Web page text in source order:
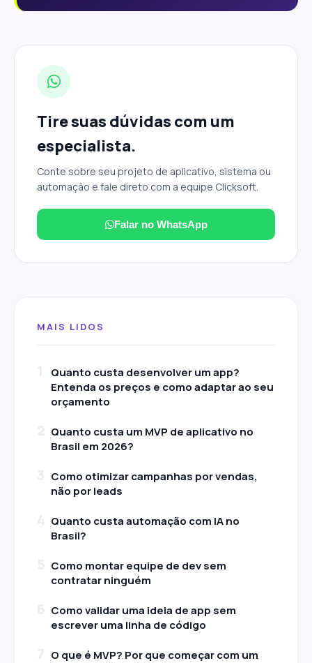
Tire suas dúvidas com um
especialista.
Conte sobre seu projeto de aplicativo, sistema ou
automação e fale direto com a equipe Clicksoft.
Falar no WhatsApp
MAIS LIDOS
Quanto custa desenvolver um app?
Entenda os preços e como adaptar ao seu
orçamento
Quanto custa um MVP de aplicativo no
Brasil em 2026?
Como otimizar campanhas por vendas,
não por leads
Quanto custa automação com IA no
Brasil?
Como montar equipe de dev sem
contratar ninguém
Como validar uma ideia de app sem
escrever uma linha de código
O que é MVP? Por que começar com um